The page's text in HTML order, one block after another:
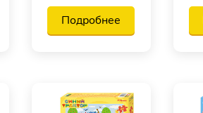
Подробнее